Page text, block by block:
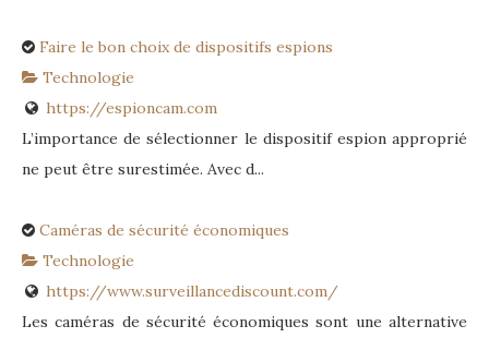
Faire le bon choix de dispositifs espions
Technologie
https://espioncam.com
L’importance de sélectionner le dispositif espion approprié
ne peut être surestimée. Avec d...
Caméras de sécurité économiques
Technologie
https://www.surveillancediscount.com/
Les caméras de sécurité économiques sont une alternative